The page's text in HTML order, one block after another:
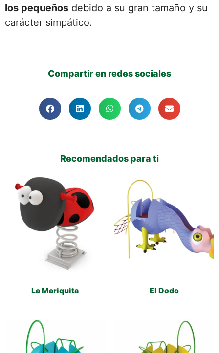
los pequeños debido a su gran tamaño y su
carácter simpático.
Compartir en redes sociales
Recomendados para ti
La Mariquita El Dodo